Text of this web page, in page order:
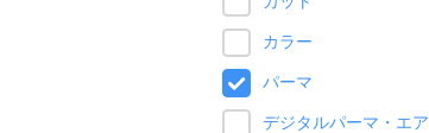
カラー
パーマ
デジタルパーマ・エア